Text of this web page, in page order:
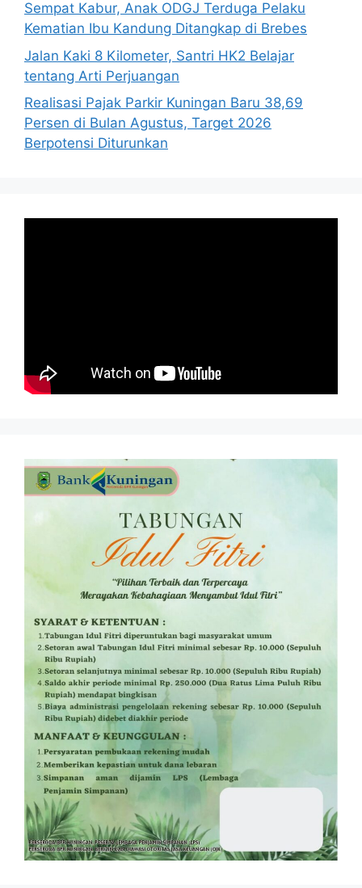
Sempat Kabur, Anak ODGJ Terduga Pelaku
Kematian Ibu Kandung Ditangkap di Brebes
Jalan Kaki 8 Kilometer, Santri HK2 Belajar
tentang Arti Perjuangan
Realisasi Pajak Parkir Kuningan Baru 38,69
Persen di Bulan Agustus, Target 2026
Berpotensi Diturunkan